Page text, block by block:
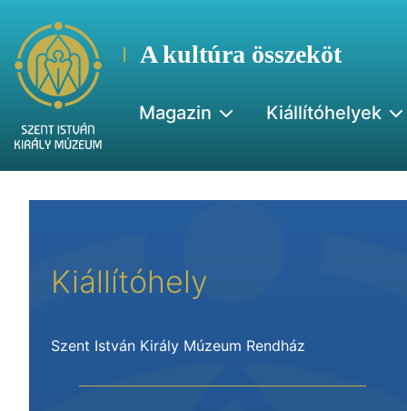
A kultúra összeköt
Magazin Kiállítóhelyek
Kiállítóhely
Szent István Király Múzeum Rendház